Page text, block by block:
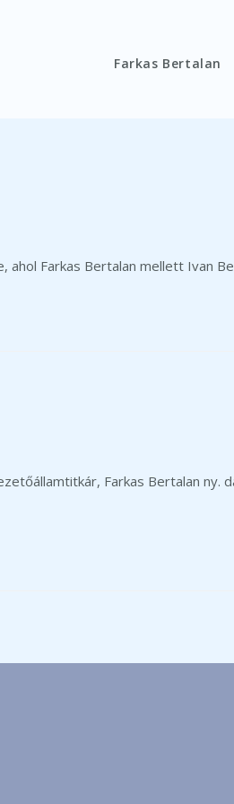
Farkas Bertalan
Farkas Bertalan mellett Ivan
Farkas Bertalan ny.